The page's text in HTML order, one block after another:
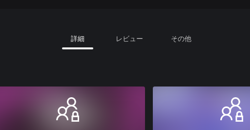
詳細 レビュー その他